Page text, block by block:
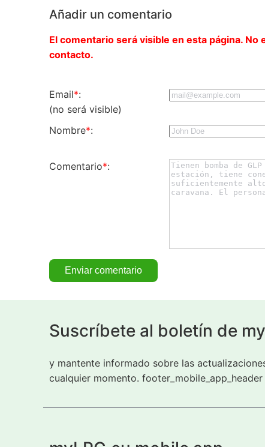
Añadir un comentario
El comentario será visible en esta página. No
contacto.
Email*:
(no será visible)
Nombre*:
Comentario*:
Suscríbete al boletín de
y mantente informado sobre las
cualquier momento.